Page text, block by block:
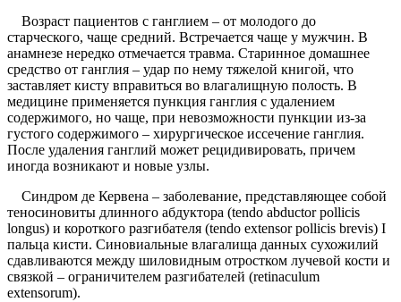
Возраст пациентов с ганглием – от молодого до
старческого, чаще средний. Встречается чаще у мужчин. В
анамнезе нередко отмечается травма. Старинное домашнее
средство от ганглия – удар по нему тяжелой книгой, что
заставляет кисту вправиться во влагалищную полость. В
медицине применяется пункция ганглия с удалением
содержимого, но чаще, при невозможности пункции из-за
густого содержимого – хирургическое иссечение ганглия.
После удаления ганглий может рецидивировать, причем
иногда возникают и новые узлы.
Синдром де Кервена – заболевание, представляющее собой
теносиновиты длинного абдуктора (tendo аbductor pollicis
longus) и короткого разгибателя (tendo extensor pollicis brevis) I
пальца кисти. Синовиальные влагалища данных сухожилий
сдавливаются между шиловидным отростком лучевой кости и
связкой – ограничителем разгибателей (retinaculum
extensorum).